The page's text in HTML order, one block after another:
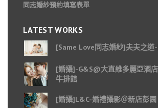
同志婚紗預約填寫表單
LATEST WORKS
[Same Love同志婚紗]夫夫之道
[婚攝]-G&S@大直維多麗亞酒
牛排館
[婚攝]L&C-婚禮攝影＠新店彭園